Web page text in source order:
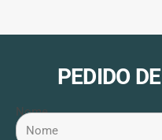
PEDIDO DE
Nome